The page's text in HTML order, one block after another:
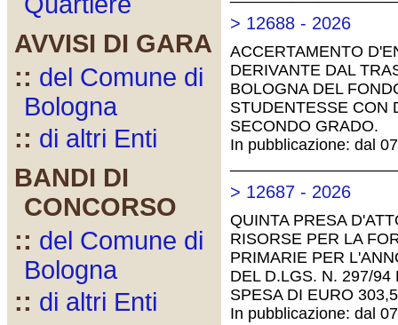
AVVISI DI GARA
:: del Comune di
Bologna
:: di altri Enti
BANDI DI
CONCORSO
:: del Comune di
Bologna
:: di altri Enti
> 12688 - 2026
ACCERTAMENTO
DERIVANTE DAL
BOLOGNA DEL
STUDENTESSE CON
SECONDO GRADO.
In pubblicazione: dal
> 12687 - 2026
QUINTA PRESA
RISORSE PER LA
PRIMARIE PER
DEL D.LGS. N. 297/94
SPESA DI EURO
In pubblicazione: dal